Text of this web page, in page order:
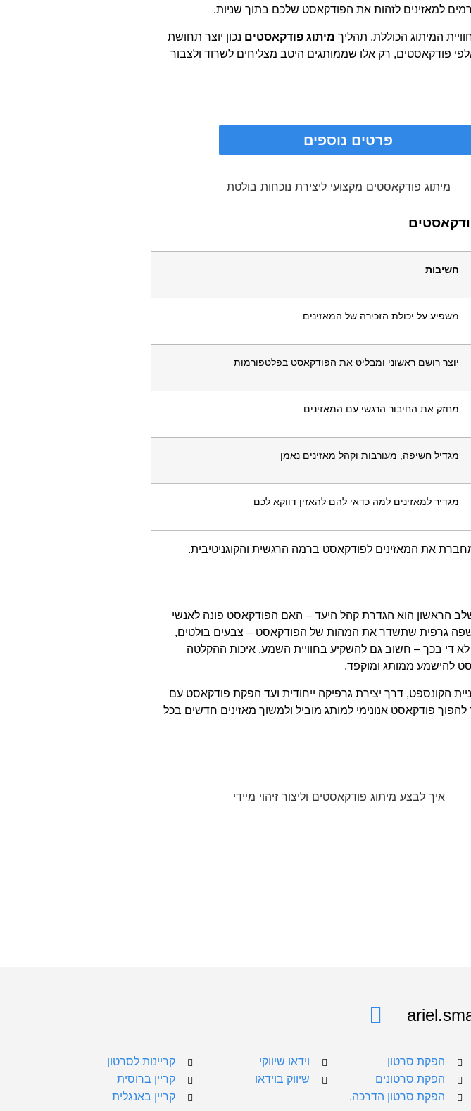
למאזינים לזהות את הפודקאסט שלכם בתוך שניות.
המיתוג הכוללת. תהליך מיתוג פודקאסטים נכון יוצר תחושת
פודקאסטים, רק אלו שממותגים היטב מצליחים לשרוד ולצבור
פרטים נוספים
חשיבות
משפיע על יכולת הזכירה של המאזינים
יוצר רושם ראשוני ומבליט את הפודקאסט בפלטפורמות
מחזק את החיבור הרגשי עם המאזינים
מגדיל חשיפה, מעורבות וקהל מאזינים נאמן
מגדיר למאזינים למה כדאי להם להאזין דווקא לכם
את המאזינים לפודקאסט ברמה הרגשית והקוגניטיבית.
הראשון הוא הגדרת קהל היעד – האם הפודקאסט פונה לאנשי
שפה גרפית שתשדר את המהות של הפודקאסט – צבעים בולטים,
די בכך – חשוב גם להשקיע בחוויית השמע. איכות ההקלטה
להישמע ממותג ומוקפד.
הקונספט, דרך יצירת גרפיקה ייחודית ועד הפקת פודקאסט עם
פודקאסט אנונימי למותג מוביל ולמשוך מאזינים חדשים בכל
הפקת סרטון
הפקת סרטונים
הפקת סרטון הדרכה.
וידאו שיווקי
שיווק בוידאו
קריינות לסרטון
קריין ברוסית
קריין באנגלית